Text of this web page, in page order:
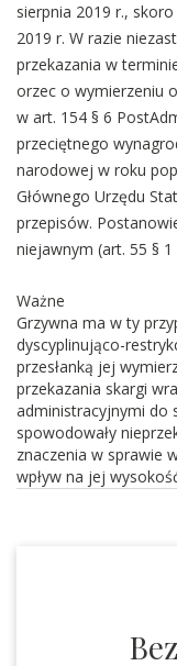
sierpnia 2019 r.,
2019 r. W razie
przekazania w
orzec o wymierzeniu
w art. 154 § 6
przeciętnego
narodowej w roku
Głównego Urzędu
przepisów.
niejawnym (art. 55 §
Ważne
Grzywna ma w ty
dyscyplinująco-
przesłanką jej
przekazania skargi
administracyjnymi do
spowodowały
znaczenia w sprawie
wpływ na jej